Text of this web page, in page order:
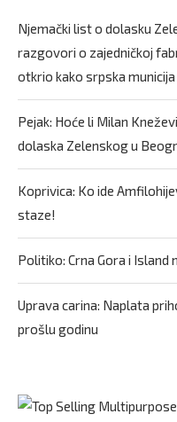
Njemački list o dolasku
razgovori o zajedničkoj
otkrio kako srpska
Pejak: Hoće li Milan
dolaska Zelenskog u
Koprivica: Ko ide
staze!
Politiko: Crna Gora i Island
Uprava carina: Naplata
prošlu godinu